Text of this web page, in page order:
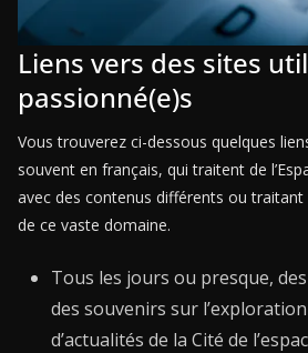
Liens vers des sites
passionné(e)s
Vous trouverez ci-dessous quelques
souvent en français, qui traitent de
avec des contenus différents ou
de ce vaste domaine.
Tous les jours ou presque,
des souvenirs sur
d’actualités de la Cité de